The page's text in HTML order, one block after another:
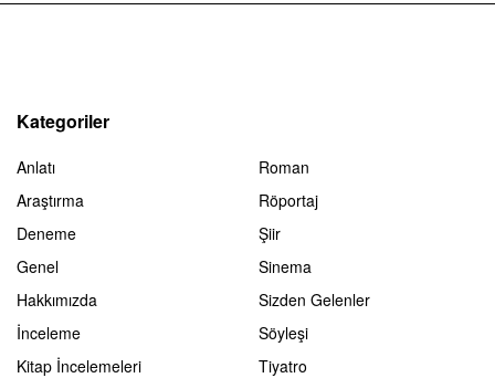
Kategoriler
Anlatı
Araştırma
Deneme
Genel
Hakkımızda
İnceleme
Kitap İncelemeleri
Roman
Röportaj
Şiir
Sinema
Sizden Gelenler
Söyleşi
Tiyatro